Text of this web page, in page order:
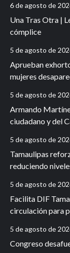
6 de agosto de
Una Tras Otra |
cómplice
5 de agosto de
Aprueban
mujeres
5 de agosto de
Armando
ciudadano y del
5 de agosto de
Tamaulipas
reduciendo
5 de agosto de
Facilita DIF
circulación para
5 de agosto de
Congreso